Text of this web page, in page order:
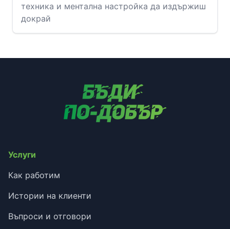
техника и ментална настройка да издържиш
докрай
Услуги
Как работим
Истории на клиенти
Въпроси и отговори